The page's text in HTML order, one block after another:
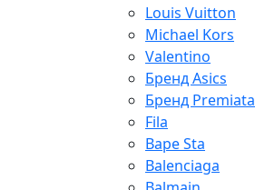
Louis Vuitton
Michael Kors
Valentino
Бренд Asics
Бренд Premiata
Fila
Bape Sta
Balenciaga